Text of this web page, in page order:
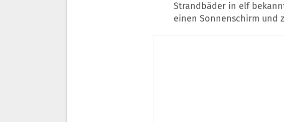
Strandbäder in elf
einen Sonnenschirm und